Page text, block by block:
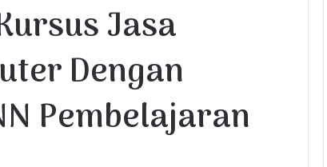
Jasa
Dengan
Pembelajaran